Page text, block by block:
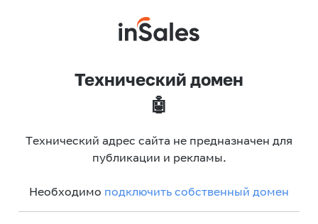
Технический домен
🤖
Технический адрес сайта не предназначен для
публикации и рекламы.
Необходимо подключить собственный домен